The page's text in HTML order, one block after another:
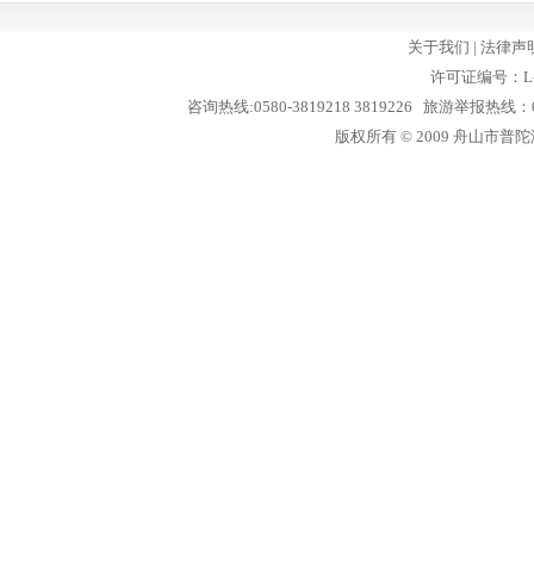
关于我们 | 法律声
许可证编号：
咨询热线:0580-3819218 3819226 旅游举报热线
版权所有 © 2009 舟山市普